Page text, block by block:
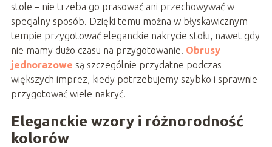
stole – nie trzeba go prasować ani przechowywać w
specjalny sposób. Dzięki temu można w błyskawicznym
tempie przygotować eleganckie nakrycie stołu, nawet gdy
nie mamy dużo czasu na przygotowanie. Obrusy
jednorazowe są szczególnie przydatne podczas
większych imprez, kiedy potrzebujemy szybko i sprawnie
przygotować wiele nakryć.
Eleganckie wzory i różnorodność
kolorów